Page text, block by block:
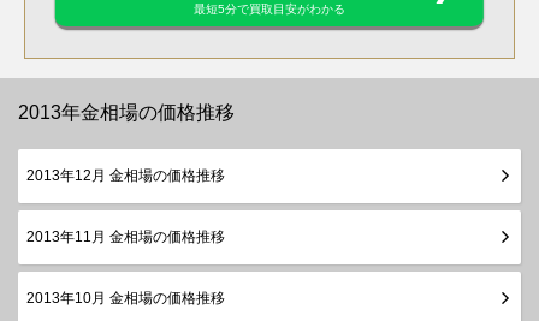
最短5分で買取目安がわかる
2013年金相場の価格推移
2013年12月 金相場の価格推移
2013年11月 金相場の価格推移
2013年10月 金相場の価格推移